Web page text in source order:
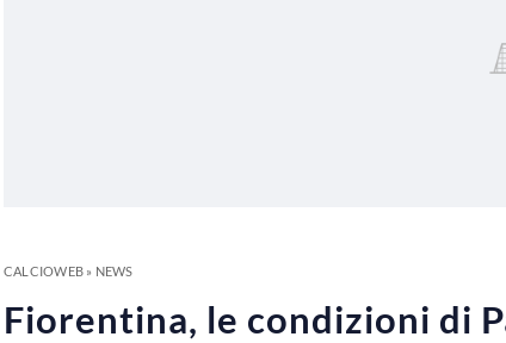
CALCIOWEB» NEWS
Fiorentina, le condizioni di